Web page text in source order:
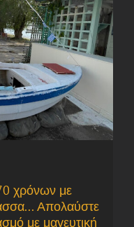
χρόνων με
Απολαύστε
με μαγευτική